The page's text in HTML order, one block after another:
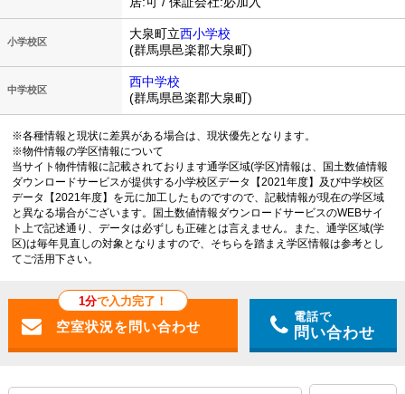
小学校区
大泉町立西小学校
(群馬県邑楽郡大泉町)
中学校区
西中学校
(群馬県邑楽郡大泉町)
※各種情報と現状に差異がある場合は、現状優先となります。
※物件情報の学区情報について
当サイト物件情報に記載されております通学区域(学区)情報は、国土数値情報
ダウンロードサービスが提供する小学校区データ【2021年度】及び中学校区
データ【2021年度】を元に加工したものですので、記載情報が現在の学区域
と異なる場合がございます。国土数値情報ダウンロードサービスのWEBサイ
ト上で記述通り、データは必ずしも正確とは言えません。また、通学区域(学
区)は毎年見直しの対象となりますので、そちらを踏まえ学区情報は参考とし
てご活用下さい。
1分で入力完了！
電話で
問い合わせ